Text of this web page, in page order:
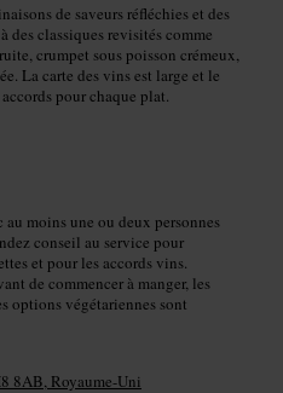
de saveurs réfléchies et des
des classiques revisités comme
crumpet sous poisson crémeux,
La carte des vins est large et le
pour chaque plat.
au moins une ou deux personnes
conseil au service pour
et pour les accords vins.
de commencer à manger, les
options végétariennes sont
8AB, Royaume-Uni